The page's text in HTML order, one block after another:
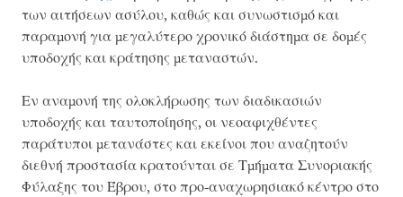
των αιτήσεων ασύλου, καθώς και συνωστισμό και
παραμονή για μεγαλύτερο χρονικό διάστημα σε δομές
υποδοχής και κράτησης μεταναστών.
Εν αναμονή της ολοκλήρωσης των διαδικασιών
υποδοχής και ταυτοποίησης, οι νεοαφιχθέντες
παράτυποι μετανάστες και εκείνοι που αναζητούν
διεθνή προστασία κρατούνται σε Τμήματα Συνοριακής
Φύλαξης του Έβρου, στο προ-αναχωρησιακό κέντρο στο